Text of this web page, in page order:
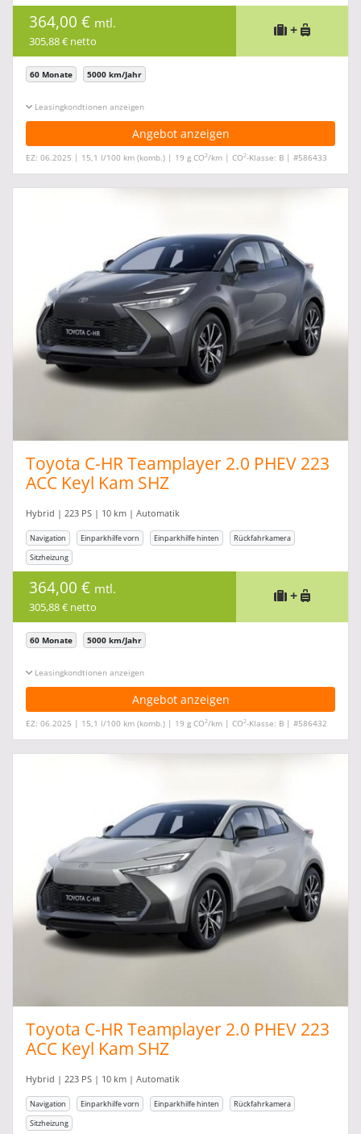
364,00 € mtl.
305,88 € netto
+
60 Monate 5000 km/Jahr
Leasingkonditionen ein-/ausblenden
Angebot anzeigen
EZ: 06.2025 | 15,1 l/100 km (komb.) | 19 g CO2/km | CO2-Klasse: B | #586433
Toyota C-HR Teamplayer 2.0 PHEV 223
ACC Keyl Kam SHZ
Hybrid | 223 PS | 10 km | Automatik
Navigation Einparkhilfe vorn Einparkhilfe hinten
Rückfahrkamera
Sitzheizung
364,00 € mtl.
305,88 € netto
+
60 Monate 5000 km/Jahr
Leasingkonditionen ein-/ausblenden
Angebot anzeigen
EZ: 06.2025 | 15,1 l/100 km (komb.) | 19 g CO2/km | CO2-Klasse: B | #586432
Toyota C-HR Teamplayer 2.0 PHEV 223
ACC Keyl Kam SHZ
Hybrid | 223 PS | 10 km | Automatik
Navigation Einparkhilfe vorn Einparkhilfe hinten
Rückfahrkamera
Sitzheizung